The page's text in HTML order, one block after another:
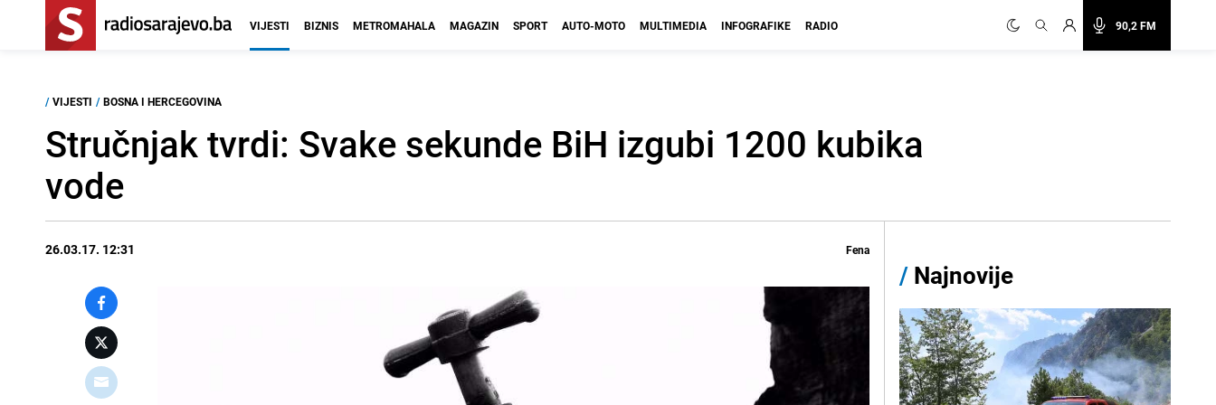
90,2 FM
VIJESTI BIZNIS METROMAHALA MAGAZIN SPORT AUTO-MOTO MULTIMEDIA INFOGRAFIKE RADIO
/ VIJESTI / BOSNA I HERCEGOVINA
Stručnjak tvrdi: Svake sekunde BiH izgubi 1200 kubika
vode
26.03.17. 12:31 Fena
/ Najnovije